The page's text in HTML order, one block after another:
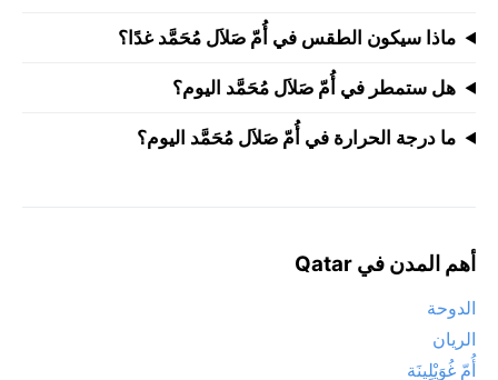
ماذا سيكون الطقس في أُمّ صَلاَل مُحَمَّد غدًا؟
هل ستمطر في أُمّ صَلاَل مُحَمَّد اليوم؟
ما درجة الحرارة في أُمّ صَلاَل مُحَمَّد اليوم؟
أهم المدن في Qatar
الدوحة
الريان
أُمّ غُوَيْلِينَة